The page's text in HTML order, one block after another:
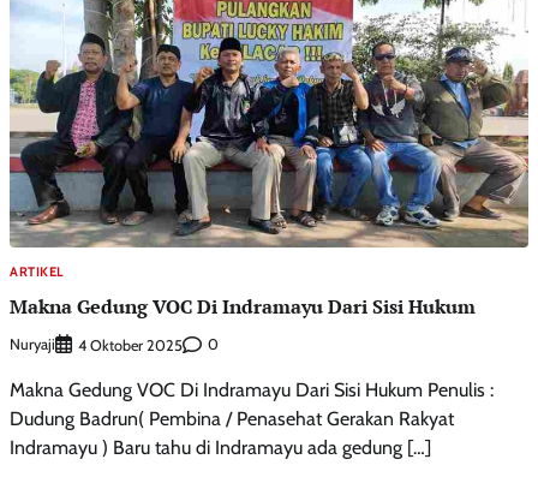
ARTIKEL
Makna Gedung VOC Di Indramayu Dari Sisi Hukum
Nuryaji 4 Oktober 2025 0
Makna Gedung VOC Di Indramayu Dari Sisi Hukum Penulis :
Dudung Badrun( Pembina / Penasehat Gerakan Rakyat
Indramayu ) Baru tahu di Indramayu ada gedung […]